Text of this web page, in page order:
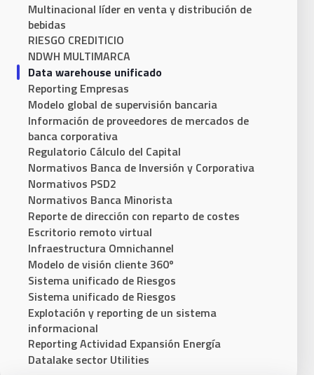
Multinacional líder en venta y distribución de
bebidas
RIESGO CREDITICIO
NDWH MULTIMARCA
Data warehouse unificado
Reporting Empresas
Modelo global de supervisión bancaria
Información de proveedores de mercados de
banca corporativa
Regulatorio Cálculo del Capital
Normativos Banca de Inversión y Corporativa
Normativos PSD2
Normativos Banca Minorista
Reporte de dirección con reparto de costes
Escritorio remoto virtual
Infraestructura Omnichannel
Modelo de visión cliente 360º
Sistema unificado de Riesgos​
Sistema unificado de Riesgos
Explotación y reporting de un sistema
informacional
Reporting Actividad Expansión Energía
Datalake sector Utilities